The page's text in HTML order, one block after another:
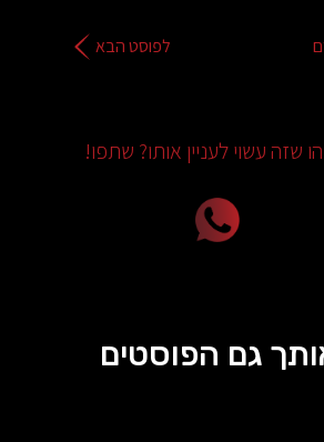
לפוסט הבא
שזה עשוי לעניין אותו? שתפו!
אותך גם הפוסטים